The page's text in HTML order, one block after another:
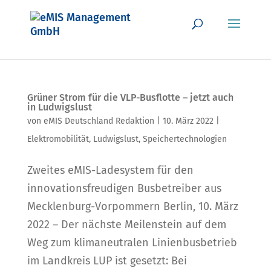
Grüner Strom für die VLP-Busflotte – jetzt auch
in Ludwigslust
von eMIS Deutschland Redaktion 10. März 2022
Elektromobilität, Ludwigslust, Speichertechnologien
Zweites eMIS-Ladesystem für den
innovationsfreudigen Busbetreiber aus
Mecklenburg-Vorpommern Berlin, 10. März
2022 – Der nächste Meilenstein auf dem
Weg zum klimaneutralen Linienbusbetrieb
im Landkreis LUP ist gesetzt: Bei